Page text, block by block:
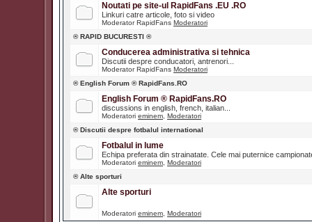
Noutati pe site-ul RapidFans .EU .RO
Linkuri catre articole, foto si video
Moderator RapidFans Moderatori
® RAPID BUCURESTI ®
Conducerea administrativa si tehnica
Discutii despre conducatori, antrenori...
Moderator RapidFans Moderatori
® English Forum ® RapidFans.RO
English Forum ® RapidFans.RO
discussions in english, french, italian...
Moderatori eminem Moderatori
® Discutii despre fotbalul international
Fotbalul in lume
Echipa preferata din strainatate. Cele mai puternice
Moderatori eminem Moderatori
® Alte sporturi
Alte sporturi
Moderatori eminem Moderatori